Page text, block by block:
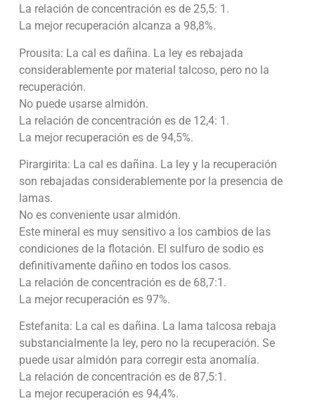
La relación de concentración es de 25,5: 1.
La mejor recuperación alcanza a 98,8%.
Prousita: La cal es dañina. La ley es rebajada
considerablemente por material talcoso, pero no la
recuperación.
No puede usarse almidón.
La relación de concentración es de 12,4: 1.
La mejor recuperación es de 94,5%.
Pirargirita: La cal es dañina. La ley y la recuperación
son rebajadas considerablemente por la presencia de
lamas.
No es conveniente usar almidón.
Este mineral es muy sensitivo a los cambios de las
condiciones de la flotación. El sulfuro de sodio es
definitivamente dañino en todos los casos.
La relación de concentración es de 68,7:1.
La mejor recuperación es 97%.
Estefanita: La cal es dañina. La lama talcosa rebaja
substancialmente la ley, pero no la recuperación. Se
puede usar almidón para corregir esta anomalía.
La relación de concentración es de 87,5:1.
La mejor recuperación es 94,4%.